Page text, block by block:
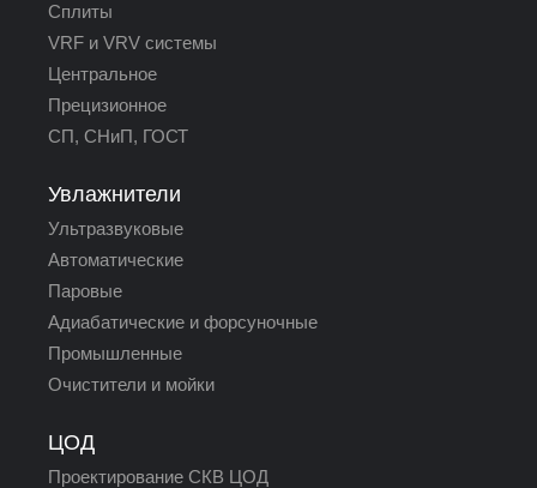
Сплиты
VRF и VRV системы
Центральное
Прецизионное
СП, СНиП, ГОСТ
Увлажнители
Ультразвуковые
Автоматические
Паровые
Адиабатические и форсуночные
Промышленные
Очистители и мойки
ЦОД
Проектирование СКВ ЦОД